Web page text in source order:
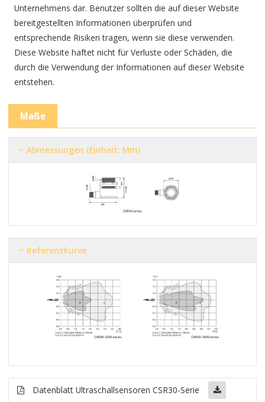
Unternehmens dar. Benutzer sollten die auf dieser Website
bereitgestellten Informationen überprüfen und
entsprechende Risiken tragen, wenn sie diese verwenden.
Diese Website haftet nicht für Verluste oder Schäden, die
durch die Verwendung der Informationen auf dieser Website
entstehen.
Maße
Abmessungen (Einheit: Mm)
Referenzkurve
Datenblatt Ultraschallsensoren CSR30-Serie